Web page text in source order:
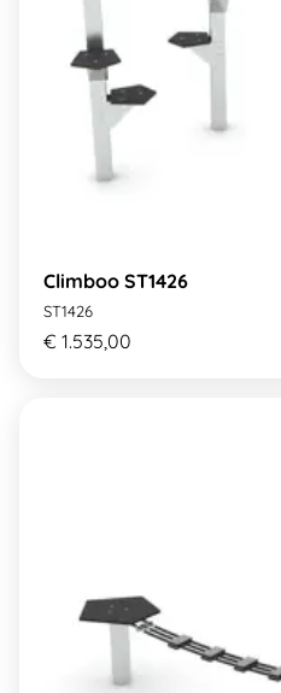
Climboo ST1426
ST1426
€ 1.535,00